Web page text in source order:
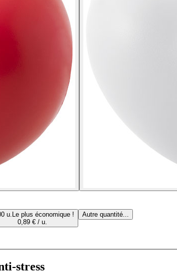
u. Le plus économique !
0,89 € / u.
Autre quantité...
stress